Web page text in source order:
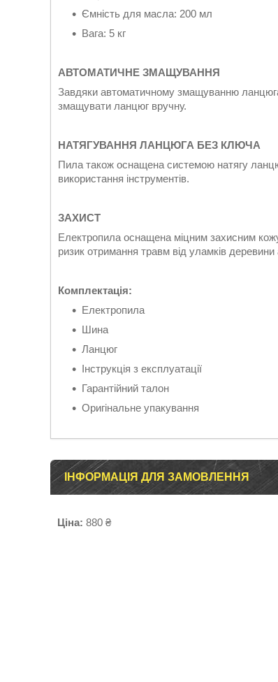
Ємність для масла: 200 мл
Вага: 5 кг
АВТОМАТИЧНЕ ЗМАЩУВАННЯ
Завдяки автоматичному змащуванню
змащувати ланцюг вручну.
НАТЯГУВАННЯ ЛАНЦЮГА БЕЗ КЛЮЧА
Пила також оснащена системою натягу
використання інструментів.
ЗАХИСТ
Електропила оснащена міцним захисним
ризик отримання травм від уламків
Комплектація:
Електропила
Шина
Ланцюг
Інструкція з експлуатації
Гарантійний талон
Оригінальне упакування
ІНФОРМАЦІЯ ДЛЯ ЗАМОВЛЕННЯ
Ціна: 880 ₴